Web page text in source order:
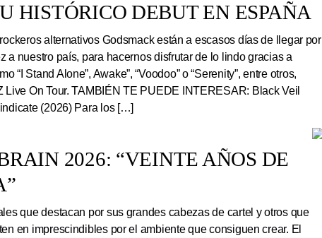
HISTÓRICO DEBUT EN ESPAÑA
alternativos Godsmack están a escasos días de llegar por
a nuestro país, para hacernos disfrutar de lo lindo gracias a
“I Stand Alone”, Awake”, “Voodoo” o “Serenity”, entre otros,
Live On Tour. TAMBIÉN TE PUEDE INTERESAR: Black Veil
(2026) Para los […]
2026: “VEINTE AÑOS DE
que destacan por sus grandes cabezas de cartel y otros que
en imprescindibles por el ambiente que consiguen crear. El